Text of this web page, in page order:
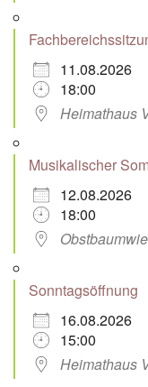
11.08.2026
18:00
Heimathaus
Musikalischer
12.08.2026
18:00
Sonntagsöffnung
16.08.2026
15:00
Heimathaus